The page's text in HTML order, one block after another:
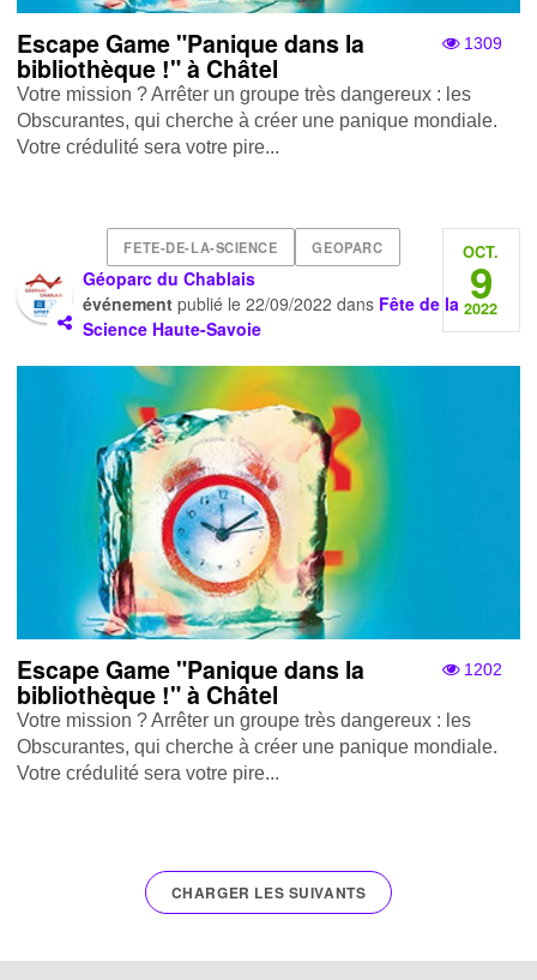
1309
Escape Game "Panique dans la
bibliothèque !" à Châtel
Votre mission ? Arrêter un groupe très dangereux : les
Obscurantes, qui cherche à créer une panique mondiale.
Votre crédulité sera votre pire...
FETE-DE-LA-SCIENCE GEOPARC
Géoparc du Chablais
événement publié le22/09/2022 dans Fête de la
Science Haute-Savoie
OCT.
9
2022
1202
Escape Game "Panique dans la
bibliothèque !" à Châtel
Votre mission ? Arrêter un groupe très dangereux : les
Obscurantes, qui cherche à créer une panique mondiale.
Votre crédulité sera votre pire...
CHARGER LES SUIVANTS